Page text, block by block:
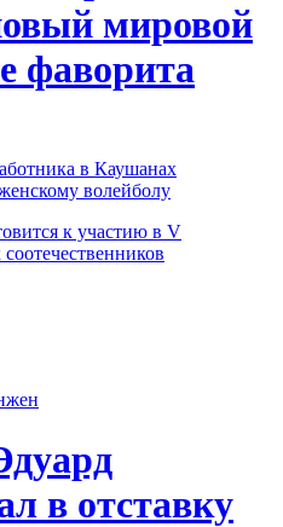
мировой
фаворита
в Каушанах
волейболу
к участию в V
в отставку